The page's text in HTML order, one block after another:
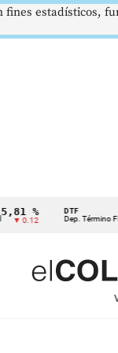
DTF
Dep. Término Fijo
estadísticos,